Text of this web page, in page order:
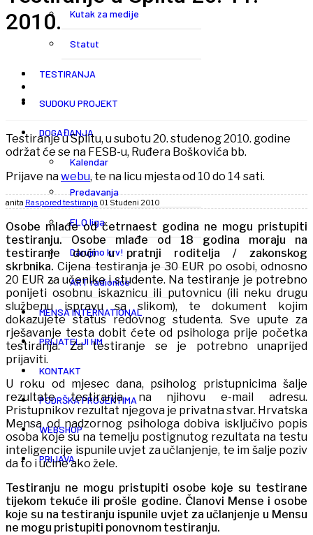
Kutak za medije
Statut
TESTIRANJA
SUDOKU PROJEKT
DOGAĐANJA
Kalendar
Predavanja
ELQ liga
Darujmo krv!
ART radionice
MENSA INTERNATIONAL
PRIJATELJI HM
KONTAKT
PODRŠKA PROJEKTIMA
WEBSHOP
PRIJAVA
2010.
Testiranje u Splitu, u subotu 20. studenog 2010. godine
održat će se na FESB-u, Ruđera Boškovića bb.
Prijave nawebu, te na licu mjesta od 10 do 14 sati.
anita Raspored testiranja 01 Studeni 2010
Osobe mlađe od četrnaest godina ne mogu pristupiti
testiranju.
Osobe mlađe od 18 godina moraju na
testiranje doći u pratnji roditelja
/
zakonskog
skrbnika. Cijena testiranja je 30 EUR po osobi, odnosno
20 EUR za učenike i studente. Na testiranje je potrebno
ponijeti osobnu iskaznicu ili putovnicu (ili neku drugu
službenu ispravu sa slikom), te dokument kojim
dokazujete status redovnog studenta. Sve upute za
rješavanje testa dobit ćete od psihologa prije početka
testiranja. Za testiranje se je potrebno unaprijed
prijaviti.
U roku od mjesec dana, psiholog pristupnicima šalje
rezultate testiranja na njihovu e-mail adresu.
Pristupnikov rezultat njegova je privatna stvar. Hrvatska
Mensa od nadzornog psihologa dobiva isključivo popis
osoba koje su na temelju postignutog rezultata na testu
inteligencije ispunile uvjet za učlanjenje, te im šalje poziv
da to i učine ako žele.
Testiranju ne mogu pristupiti osobe koje su testirane
tijekom tekuće ili prošle godine. Članovi Mense i osobe
koje su na testiranju ispunile uvjet za učlanjenje u Mensu
ne mogu pristupiti ponovnom testiranju.